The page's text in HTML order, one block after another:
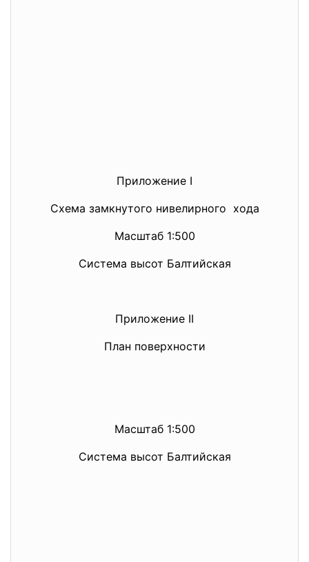
Приложение I
Схема замкнутого нивелирного хода
Масштаб 1:500
Система высот Балтийская
Приложение II
План поверхности
Масштаб 1:500
Система высот Балтийская